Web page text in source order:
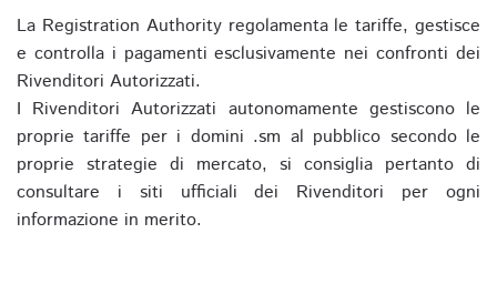
La Registration Authority regolamenta le tariffe, gestisce
e controlla i pagamenti esclusivamente nei confronti dei
Rivenditori Autorizzati.
I Rivenditori Autorizzati autonomamente gestiscono le
proprie tariffe per i domini .sm al pubblico secondo le
proprie strategie di mercato, si consiglia pertanto di
consultare i siti ufficiali dei Rivenditori per ogni
informazione in merito.